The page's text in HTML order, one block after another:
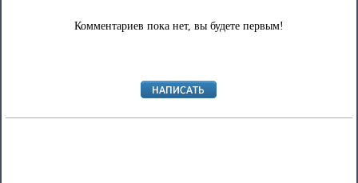
Комментариев пока нет, вы будете первым!